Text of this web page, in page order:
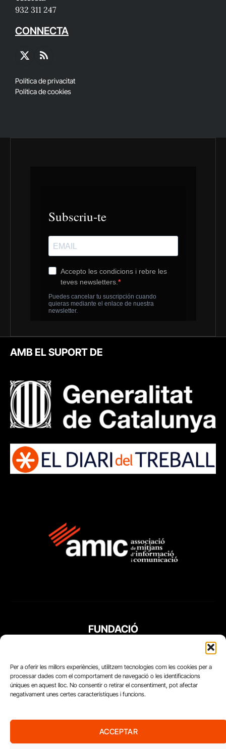
Per a oferir les millors experiències, utilitzem tecnologies com les cookies per a
processar dades com el comportament de navegació o les identificacions
úniques en aquest lloc. No consentir o retirar el consentiment, pot afectar
negativament unes certes característiques i funcions.
ACCEPTAR
932 311 247
CONNECTA
X
RSS
Política de privacitat
Política de cookies
AMB EL SUPORT DE
FUNDACIÓ